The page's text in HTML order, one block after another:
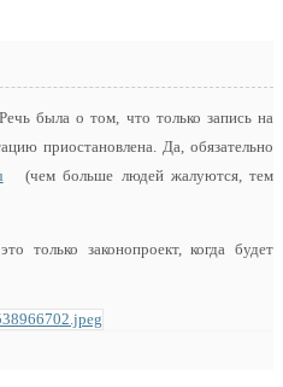
была о том, что только запись на
приостановлена. Да, обязательно
(чем больше людей жалуются, тем
только законопроект, когда будет